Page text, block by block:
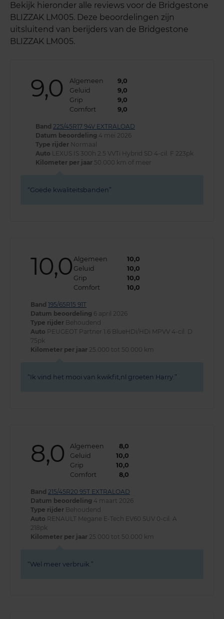
Bekijk hieronder alle reviews voor de Bridgestone
BLIZZAK LM005. Deze beoordelingen zijn
uitsluitend van berijders van de Bridgestone
BLIZZAK LM005.
9,0 Algemeen
9,0
Geluid
9,0
Grip
9,0
Comfort
9,0
Band 225/45R17 94V EXTRALOAD
Datum beoordeling 4 mei 2026
Type rijder Normaal
Auto LEXUS IS 300h 2.5 VVTi Hybrid SD 4-cil. F 223pk
Kilometer per jaar 50.000 km of meer
Goede kwaliteitsbanden
10,0 Algemeen
10,0
Geluid
10,0
Grip
10,0
Comfort
10,0
Band 195/65R15 91T
Datum beoordeling 6 april 2026
Type rijder Behoudend
Auto PEUGEOT Partner 1.6 BlueHDi/HDi MPVV 4-cil. D
75pk
Kilometer per jaar 25.000 tot 50.000 km
Ik vind het mooi van kwikfit,nl groeten Harry.
8,0 Algemeen
8,0
Geluid
10,0
Grip
10,0
Comfort
8,0
Band 215/45R20 95T EXTRALOAD
Datum beoordeling 4 maart 2026
Type rijder Behoudend
Auto RENAULT Megane E-Tech EV60 SUV 0-cil. A
218pk
Kilometer per jaar 25.000 tot 50.000 km
Wel meer verbruik.